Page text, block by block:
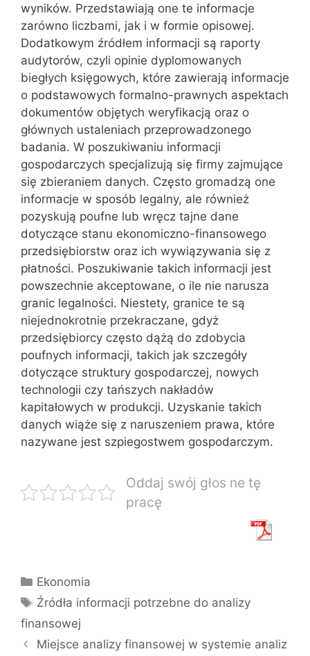
wyników. Przedstawiają one te informacje
zarówno liczbami, jak i w formie opisowej.
Dodatkowym źródłem informacji są raporty
audytorów, czyli opinie dyplomowanych
biegłych księgowych, które zawierają informacje
o podstawowych formalno-prawnych aspektach
dokumentów objętych weryfikacją oraz o
głównych ustaleniach przeprowadzonego
badania. W poszukiwaniu informacji
gospodarczych specjalizują się firmy zajmujące
się zbieraniem danych. Często gromadzą one
informacje w sposób legalny, ale również
pozyskują poufne lub wręcz tajne dane
dotyczące stanu ekonomiczno-finansowego
przedsiębiorstw oraz ich wywiązywania się z
płatności. Poszukiwanie takich informacji jest
powszechnie akceptowane, o ile nie narusza
granic legalności. Niestety, granice te są
niejednokrotnie przekraczane, gdyż
przedsiębiorcy często dążą do zdobycia
poufnych informacji, takich jak szczegóły
dotyczące struktury gospodarczej, nowych
technologii czy tańszych nakładów
kapitałowych w produkcji. Uzyskanie takich
danych wiąże się z naruszeniem prawa, które
nazywane jest szpiegostwem gospodarczym.
Oddaj swój głos ne tę
pracę
Kategorie
Ekonomia
Tagi
Źródła informacji potrzebne do analizy
finansowej
Miejsce analizy finansowej w systemie analiz